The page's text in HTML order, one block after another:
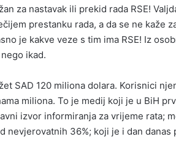
za nastavak ili prekid rada RSE!
prestanku rada, a da se ne kaže
je kakve veze s tim ima RSE! Iz
ikad.
SAD 120 miliona dolara. Korisnici
miliona. To je medij koji je u BiH
izvor informiranja za vrijeme rata;
nevjerovatnih 36%; koji je i dan danas